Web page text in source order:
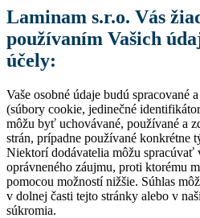
Laminam s.r.o. Vás
používaním Vašich
účely:
Vaše osobné údaje budú spracované
(súbory cookie, jedinečné
môžu byť uchovávané, používané a
strán, prípadne používané konkrétne
Niektorí dodávatelia môžu spracúvať
oprávneného záujmu, proti ktorému
pomocou možností nižšie. Súhlas
v dolnej časti tejto stránky alebo v
súkromia.